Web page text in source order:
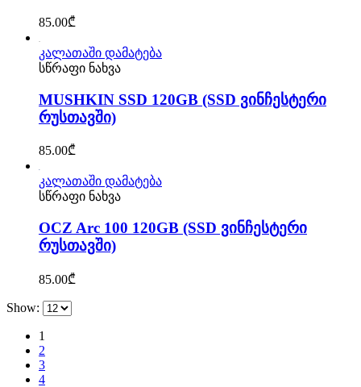
85.00₾
კალათაში დამატება
სწრაფი ნახვა
MUSHKIN SSD 120GB (SSD ვინჩესტერი
რუსთავში)
85.00₾
კალათაში დამატება
სწრაფი ნახვა
OCZ Arc 100 120GB (SSD ვინჩესტერი
რუსთავში)
85.00₾
Show:
1
2
3
4